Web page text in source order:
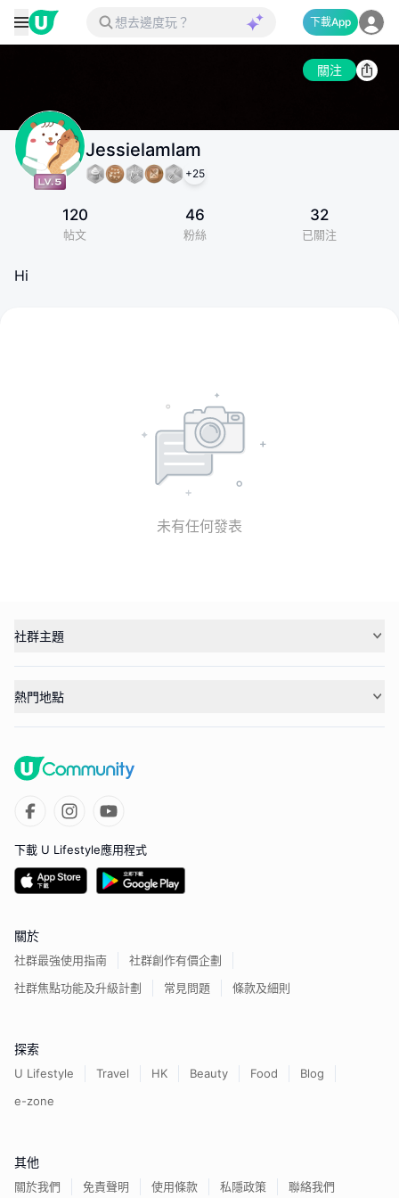
下載App
關注
Jessielamlam
+25
120
帖文
46
粉絲
32
已關注
Hi
未有任何發表
社群主題
熱門地點
下載 U Lifestyle應用程式
關於
社群最強使用指南
社群創作有價企劃
社群焦點功能及升級計劃
常見問題 條款及細則
探索
U Lifestyle Travel HK Beauty Food
Blog
e-zone
其他
關於我們 免責聲明 使用條款 私隱政策 聯絡我們